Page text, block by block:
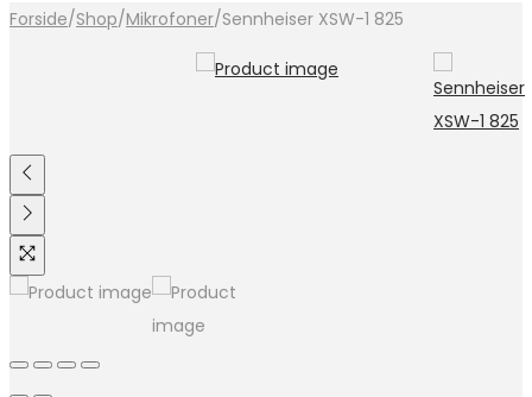
Forside/Shop/Mikrofoner/Sennheiser XSW-1 825